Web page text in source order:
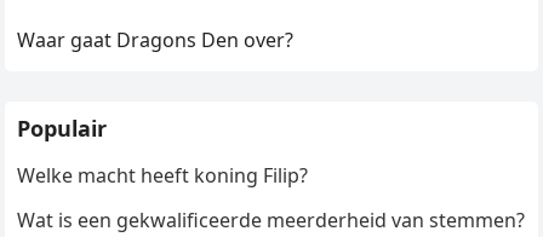
Waar gaat Dragons Den over?
Populair
Welke macht heeft koning Filip?
Wat is een gekwalificeerde meerderheid van stemmen?